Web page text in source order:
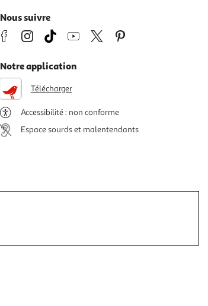
Nous suivre
Notre application
Télécharger
Accessibilité : non conforme
Espace sourds et malentendants